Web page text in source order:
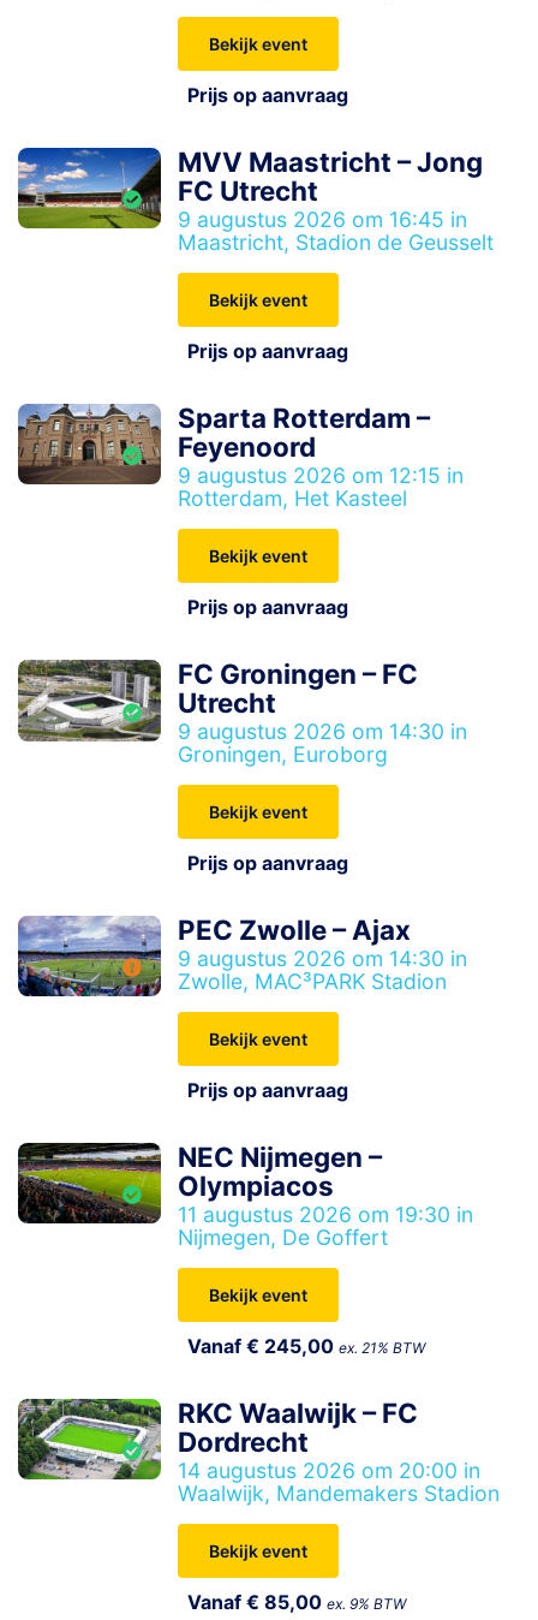
Bekijk event
Prijs op aanvraag
MVV Maastricht – Jong
FC Utrecht
9 augustus 2026 om 16:45 in
Maastricht, Stadion de Geusselt
Bekijk event
Prijs op aanvraag
Sparta Rotterdam –
Feyenoord
9 augustus 2026 om 12:15 in
Rotterdam, Het Kasteel
Bekijk event
Prijs op aanvraag
FC Groningen – FC
Utrecht
9 augustus 2026 om 14:30 in
Groningen, Euroborg
Bekijk event
Prijs op aanvraag
PEC Zwolle – Ajax
9 augustus 2026 om 14:30 in
Zwolle, MAC³PARK Stadion
Bekijk event
Prijs op aanvraag
NEC Nijmegen –
Olympiacos
11 augustus 2026 om 19:30 in
Nijmegen, De Goffert
Bekijk event
Vanaf € 245,00ex. 21% BTW
RKC Waalwijk – FC
Dordrecht
14 augustus 2026 om 20:00 in
Waalwijk, Mandemakers Stadion
Bekijk event
Vanaf € 85,00ex. 9% BTW